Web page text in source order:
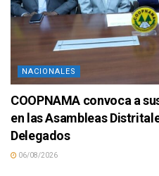
NACIONALES
COOPNAMA convoca a
en las Asambleas
Delegados
06/08/2026